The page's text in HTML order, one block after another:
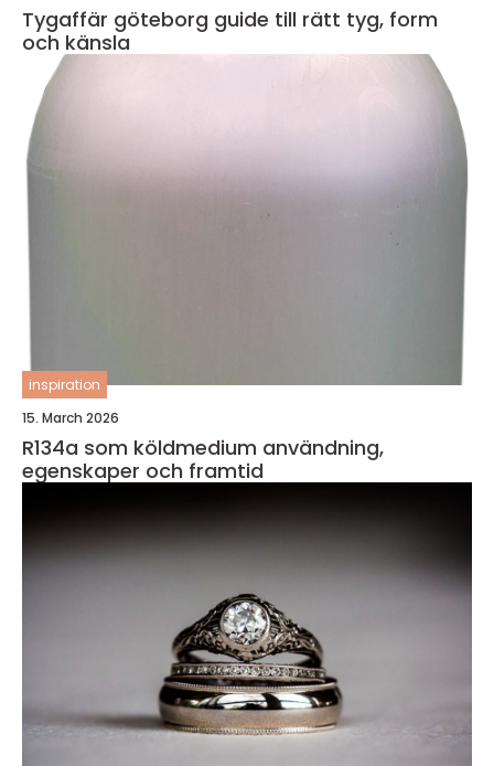
Tygaffär göteborg guide till rätt tyg, form
och känsla
inspiration
15. March 2026
R134a som köldmedium användning,
egenskaper och framtid